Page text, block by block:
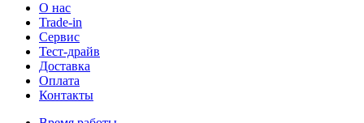
О нас
Trade-in
Сервис
Тест-драйв
Доставка
Оплата
Контакты